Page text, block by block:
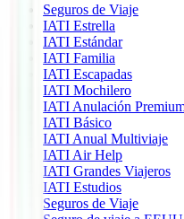
Seguros de Viaje
IATI Estrella
IATI Estándar
IATI Familia
IATI Escapadas
IATI Mochilero
IATI Anulación
IATI Básico
IATI Anual Multiviaje
IATI Air Help
IATI Grandes Viajeros
IATI Estudios
Seguros de Viaje